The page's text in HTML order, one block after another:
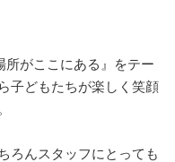
がここにある』をテー
子どもたちが楽しく笑顔
ろんスタッフにとっても